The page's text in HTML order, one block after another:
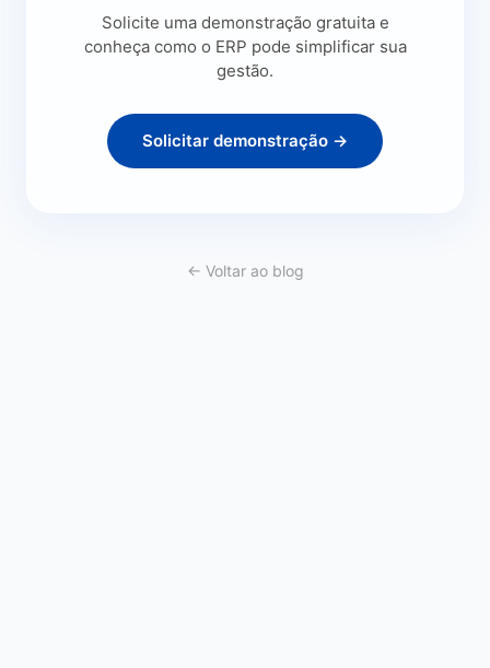
Solicite uma demonstração gratuita e
conheça como o ERP pode simplificar sua
gestão.
Solicitar demonstração →
← Voltar ao blog